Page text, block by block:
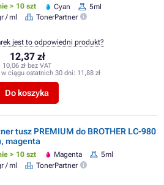
> 10 szt Cyan
5ml
/ ml
TonerPartner
12,37 zł
10,06 zł bez VAT
ciągu ostatnich 30 dni: 11,88 zł
Do koszyka
jest to odpowiedni produkt?
tusz PREMIUM do BROTHER LC-980
magenta
> 10 szt Magenta
5ml
/ ml
TonerPartner